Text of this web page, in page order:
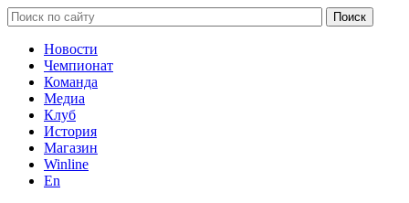
Новости
Чемпионат
Команда
Медиа
Клуб
История
Магазин
Winline
En